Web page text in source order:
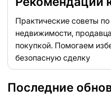
Практические советы
недвижимости,
покупкой. Помогаем
безопасную сделку
Последние